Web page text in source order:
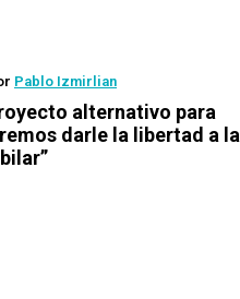
Pablo Izmirlian
alternativo para
darle la libertad a la